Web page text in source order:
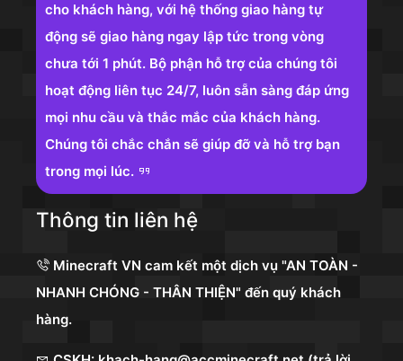
cho khách hàng, với hệ thống giao hàng tự
động sẽ giao hàng ngay lập tức trong vòng
chưa tới 1 phút. Bộ phận hỗ trợ của chúng tôi
hoạt động liên tục 24/7, luôn sẵn sàng đáp ứng
mọi nhu cầu và thắc mắc của khách hàng.
Chúng tôi chắc chắn sẽ giúp đỡ và hỗ trợ bạn
trong mọi lúc.
Thông tin liên hệ
Minecraft VN cam kết một dịch vụ "AN TOÀN -
NHANH CHÓNG - THÂN THIỆN" đến quý khách
hàng.